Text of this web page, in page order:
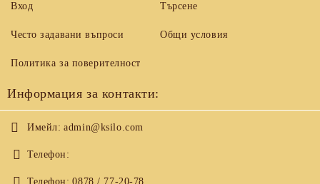
Вход
Често задавани въпроси
Търсене
Общи условия
Политика за поверителност
Информация за контакти:
Имейл: admin@ksilo.com
Телефон:
Телефон: 0878 / 77-20-78